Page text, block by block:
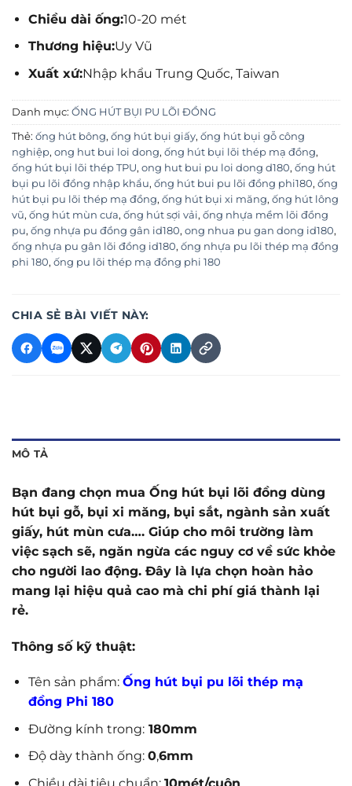
Chiều dài ống:10-20 mét
Thương hiệu:Uy Vũ
Xuất xứ:Nhập khẩu Trung Quốc, Taiwan
Danh mục: ỐNG HÚT BỤI PU LÕI ĐỒNG
Thẻ: ống hút bông, ống hút bụi giấy, ống hút bụi gỗ công
nghiệp, ong hut bui loi dong, ống hút bụi lõi thép mạ đồng,
ống hút bụi lõi thép TPU, ong hut bui pu loi dong d180, ống hút
bụi pu lõi đồng nhập khẩu, ống hút bui pu lõi đồng phi180, ống
hút bụi pu lõi thép mạ đồng, ống hút bụi xi măng, ống hút lông
vũ, ống hút mùn cưa, ống hút sợi vải, ống nhựa mềm lõi đồng
pu, ống nhựa pu đồng gân id180, ong nhua pu gan dong id180,
ống nhựa pu gân lõi đồng id180, ống nhựa pu lõi thép mạ đồng
phi 180, ống pu lõi thép mạ đồng phi 180
CHIA SẺ BÀI VIẾT NÀY:
MÔ TẢ
Bạn đang chọn mua Ống hút bụi lõi đồng dùng
hút bụi gỗ, bụi xi măng, bụi sắt, ngành sản xuất
giấy, hút mùn cưa…. Giúp cho môi trường làm
việc sạch sẽ, ngăn ngừa các nguy cơ về sức khỏe
cho người lao động. Đây là lựa chọn hoàn hảo
mang lại hiệu quả cao mà chi phí giá thành lại
rẻ.
Thông số kỹ thuật:
Tên sản phẩm: Ống hút bụi pu lõi thép mạ
đồng Phi 180
Đường kính trong:180mm
Độ dày thành ống: 0,6mm